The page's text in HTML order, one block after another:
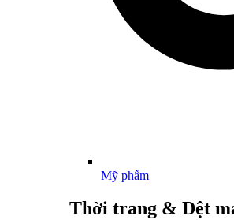
Mỹ phẩm
Thời trang & Dệt